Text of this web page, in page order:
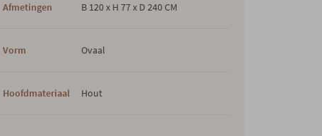
Afmetingen B 120 x H 77 x D 240 CM
Vorm Ovaal
Hoofdmateriaal Hout